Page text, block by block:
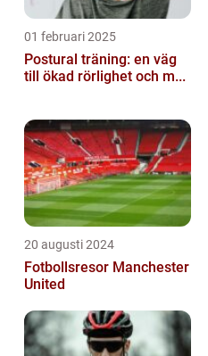
01 februari 2025
Postural träning: en väg
till ökad rörlighet och m...
20 augusti 2024
Fotbollsresor Manchester
United